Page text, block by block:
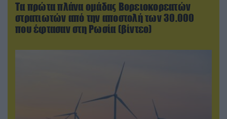
Τα πρώτα πλάνα ομάδας Βορειοκορεατών
στρατιωτών από την αποστολή των 30.000
που έφτασαν στη Ρωσία (βίντεο)